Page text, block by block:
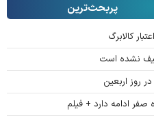
پربحث‌ترین‌
کالابرگ
نشده است
صفر ادامه دارد + فیلم